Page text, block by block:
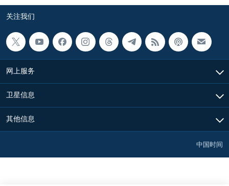
关注我们
网上服务
卫星信息
其他信息
中国时间